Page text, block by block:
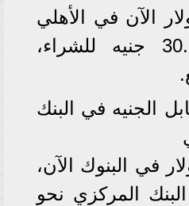
الآن في الأهلي
المتحد نحو 30.85 جنيه للشراء،
الجنيه في البنك
في البنوك الآن،
المركزي نحو